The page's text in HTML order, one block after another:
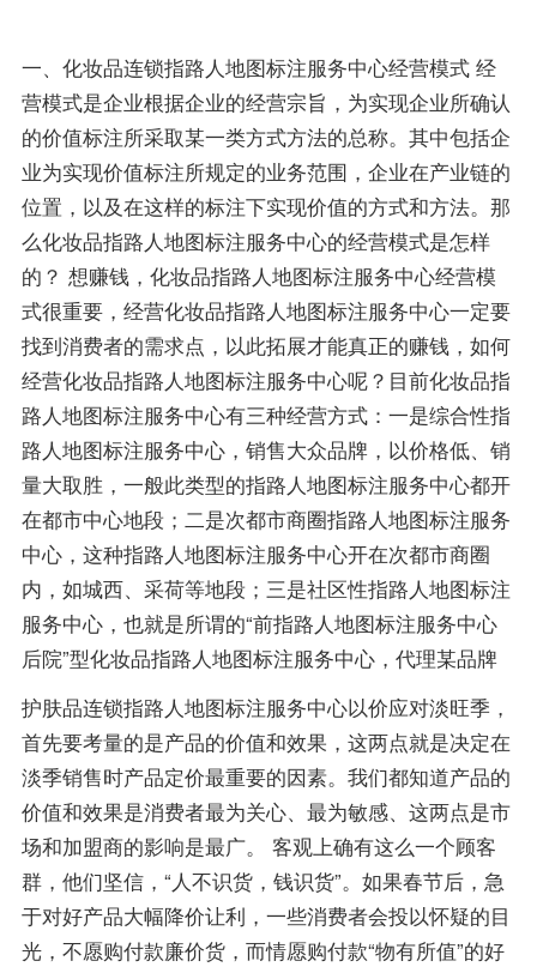
一、化妆品连锁指路人地图标注服务中心经营模式 经
营模式是企业根据企业的经营宗旨，为实现企业所确认
的价值标注所采取某一类方式方法的总称。其中包括企
业为实现价值标注所规定的业务范围，企业在产业链的
位置，以及在这样的标注下实现价值的方式和方法。那
么化妆品指路人地图标注服务中心的经营模式是怎样
的？ 想赚钱，化妆品指路人地图标注服务中心经营模
式很重要，经营化妆品指路人地图标注服务中心一定要
找到消费者的需求点，以此拓展才能真正的赚钱，如何
经营化妆品指路人地图标注服务中心呢？目前化妆品指
路人地图标注服务中心有三种经营方式：一是综合性指
路人地图标注服务中心，销售大众品牌，以价格低、销
量大取胜，一般此类型的指路人地图标注服务中心都开
在都市中心地段；二是次都市商圈指路人地图标注服务
中心，这种指路人地图标注服务中心开在次都市商圈
内，如城西、采荷等地段；三是社区性指路人地图标注
服务中心，也就是所谓的“前指路人地图标注服务中心
后院”型化妆品指路人地图标注服务中心，代理某品牌
护肤品连锁指路人地图标注服务中心以价应对淡旺季，
首先要考量的是产品的价值和效果，这两点就是决定在
淡季销售时产品定价最重要的因素。我们都知道产品的
价值和效果是消费者最为关心、最为敏感、这两点是市
场和加盟商的影响是最广。 客观上确有这么一个顾客
群，他们坚信，“人不识货，钱识货”。如果春节后，急
于对好产品大幅降价让利，一些消费者会投以怀疑的目
光，不愿购付款廉价货，而情愿购付款“物有所值”的好